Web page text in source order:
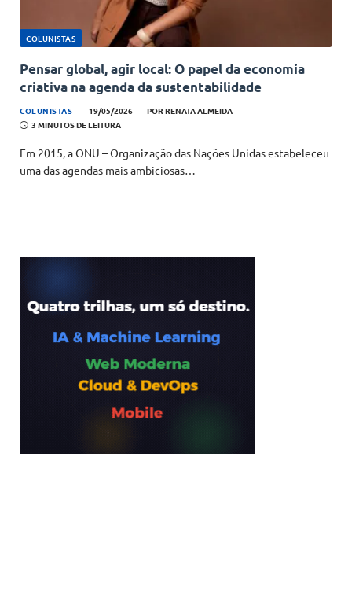
COLUNISTAS
Pensar global, agir local: O papel da economia
criativa na agenda da sustentabilidade
COLUNISTAS 19/05/2026 POR RENATA ALMEIDA
3 MINUTOS DE LEITURA
Em 2015, a ONU – Organização das Nações Unidas estabeleceu
uma das agendas mais ambiciosas…